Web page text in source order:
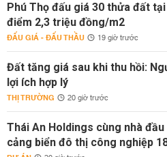
Phú Thọ đấu giá 30 thửa đất
điểm 2,3 triệu đồng/m2
ĐẤU GIÁ - ĐẤU THẦU 19 giờ trước
Đất tăng giá sau khi thu hồi:
lợi ích hợp lý
THỊ TRƯỜNG 20 giờ trước
Thái An Holdings cùng nhà
cảng biển đô thị công nghiệp